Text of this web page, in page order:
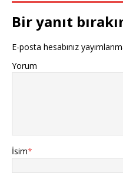
Bir yanıt
E-posta hesabınız
Yorum
İsim*